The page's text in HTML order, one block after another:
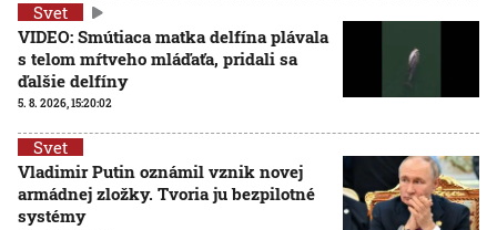
Svet
VIDEO: Smútiaca matka delfína plávala
s telom mŕtveho mláďaťa, pridali sa
ďalšie delfíny
5. 8. 2026, 15:20:02
Svet
Vladimir Putin oznámil vznik novej
armádnej zložky. Tvoria ju bezpilotné
systémy